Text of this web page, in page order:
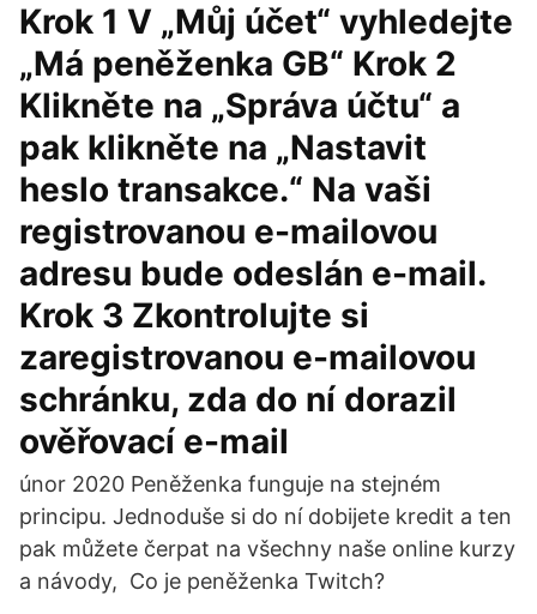
Krok 1 V „Můj účet“ vyhledejte
„Má peněženka GB“ Krok 2
Klikněte na „Správa účtu“ a
pak klikněte na „Nastavit
heslo transakce.“ Na vaši
registrovanou e-mailovou
adresu bude odeslán e-mail.
Krok 3 Zkontrolujte si
zaregistrovanou e-mailovou
schránku, zda do ní dorazil
ověřovací e-mail
únor 2020 Peněženka funguje na stejném
principu. Jednoduše si do ní dobijete kredit a ten
pak můžete čerpat na všechny naše online kurzy
a návody, Co je peněženka Twitch?